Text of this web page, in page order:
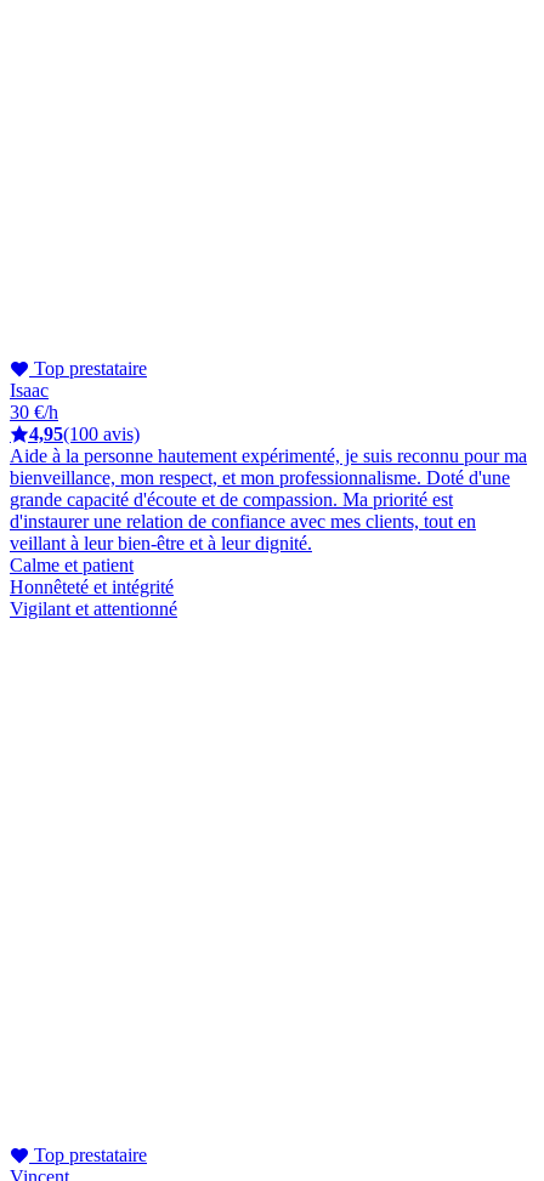
Top prestataire
Isaac
30 €/h
4,95(100 avis)
Aide à la personne hautement expérimenté, je suis reconnu pour ma
bienveillance, mon respect, et mon professionnalisme. Doté d'une
grande capacité d'écoute et de compassion. Ma priorité est
d'instaurer une relation de confiance avec mes clients, tout en
veillant à leur bien-être et à leur dignité.
Calme et patient
Honnêteté et intégrité
Vigilant et attentionné
Top prestataire
Vincent